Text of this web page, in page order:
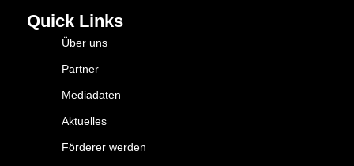
Quick Links
Über uns
Partner
Mediadaten
Aktuelles
Förderer werden